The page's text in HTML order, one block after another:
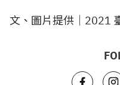
文、圖片提供｜2021